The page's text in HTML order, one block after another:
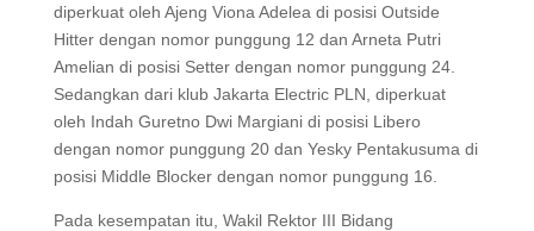
diperkuat oleh Ajeng Viona Adelea di posisi Outside
Hitter dengan nomor punggung 12 dan Arneta Putri
Amelian di posisi Setter dengan nomor punggung 24.
Sedangkan dari klub Jakarta Electric PLN, diperkuat
oleh Indah Guretno Dwi Margiani di posisi Libero
dengan nomor punggung 20 dan Yesky Pentakusuma di
posisi Middle Blocker dengan nomor punggung 16.
Pada kesempatan itu, Wakil Rektor III Bidang